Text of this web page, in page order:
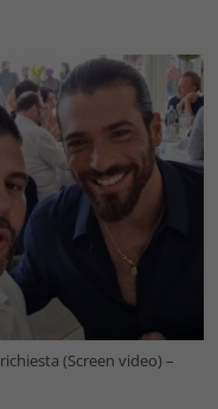
(Screen video) –